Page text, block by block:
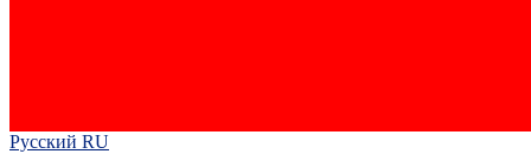
Русский RU‎